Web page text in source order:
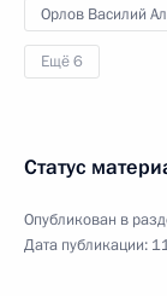
Орлов Василий
Ещё 6
Статус
Опубликован в
Дата публикации: